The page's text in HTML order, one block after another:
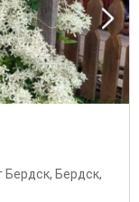
Бердск, Бердск,